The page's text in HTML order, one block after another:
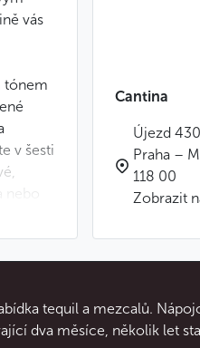
vás
tónem
v šesti
rajčat,
Cantina
Újezd
Praha –
118 00
Zobrazit
tequil a mezcalů.
dva měsíce, několik let